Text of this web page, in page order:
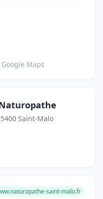
Google Maps
Saint-Malo
saint-malo.fr